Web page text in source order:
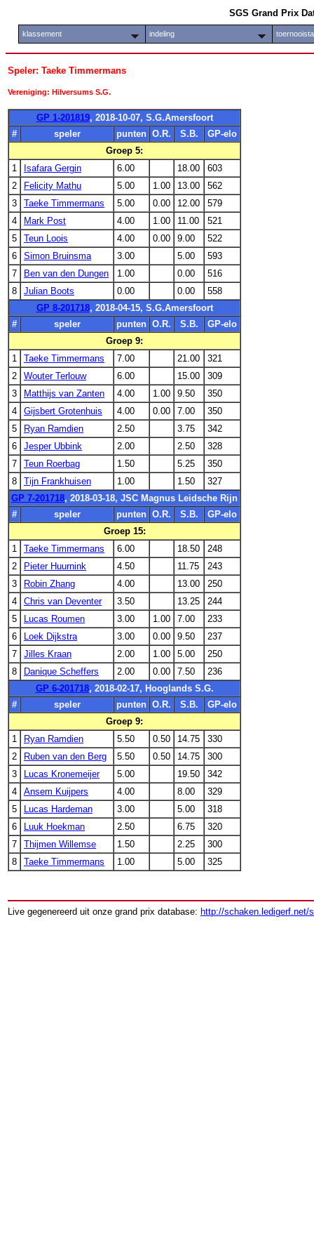
SGS Grand Prix
klassement indeling
Speler: Taeke Timmermans
Vereniging: Hilversums S.G.
GP 1-201819, 2018-10-07, S.G.Amersfoort
#
speler punten O.R. S.B.
GP-elo
Groep 5:
1
Isafara Gergin 6.00 18.00
603
2
Felicity Mathu 5.00 1.00 13.00
562
3
Taeke Timmermans 5.00 0.00 12.00
579
4
Mark Post 4.00 1.00 11.00
521
5
Teun Loois 4.00 0.00 9.00
522
6
Simon Bruinsma 3.00 5.00
593
7
Ben van den Dungen 1.00 0.00
516
8
Julian Boots 0.00 0.00
558
GP 8-201718, 2018-04-15, S.G.Amersfoort
#
speler punten O.R. S.B.
GP-elo
Groep 9:
1
Taeke Timmermans 7.00 21.00
321
2
Wouter Terlouw 6.00 15.00
309
3
Matthijs van Zanten 4.00 1.00 9.50
350
4
Gijsbert Grotenhuis 4.00 0.00 7.00
350
5
Ryan Ramdien 2.50 3.75
342
6
Jesper Ubbink 2.00 2.50
328
7
Teun Roerbag 1.50 5.25
350
8
Tijn Frankhuisen 1.00 1.50
327
GP 7-201718, 2018-03-18, JSC Magnus Leidsche Rijn
#
speler punten O.R. S.B.
GP-elo
Groep 15:
1
Taeke Timmermans 6.00 18.50
248
2
Pieter Huurnink 4.50 11.75
243
3
Robin Zhang 4.00 13.00
250
4
Chris van Deventer 3.50 13.25
244
5
Lucas Roumen 3.00 1.00 7.00
233
6
Loek Dijkstra 3.00 0.00 9.50
237
7
Jilles Kraan 2.00 1.00 5.00
250
8
Danique Scheffers 2.00 0.00 7.50
236
GP 6-201718, 2018-02-17, Hooglands S.G.
#
speler punten O.R. S.B.
GP-elo
Groep 9:
1
Ryan Ramdien 5.50 0.50 14.75
330
2
Ruben van den Berg 5.50 0.50 14.75
300
3
Lucas Kronemeijer 5.00 19.50
342
4
Ansem Kuijpers 4.00 8.00
329
5
Lucas Hardeman 3.00 5.00
318
6
Luuk Hoekman 2.50 6.75
320
7
Thijmen Willemse 1.50 2.25
300
8
Taeke Timmermans 1.00 5.00 325
Live gegenereerd uit onze grand prix database: http://schaken.ledigerf.net/